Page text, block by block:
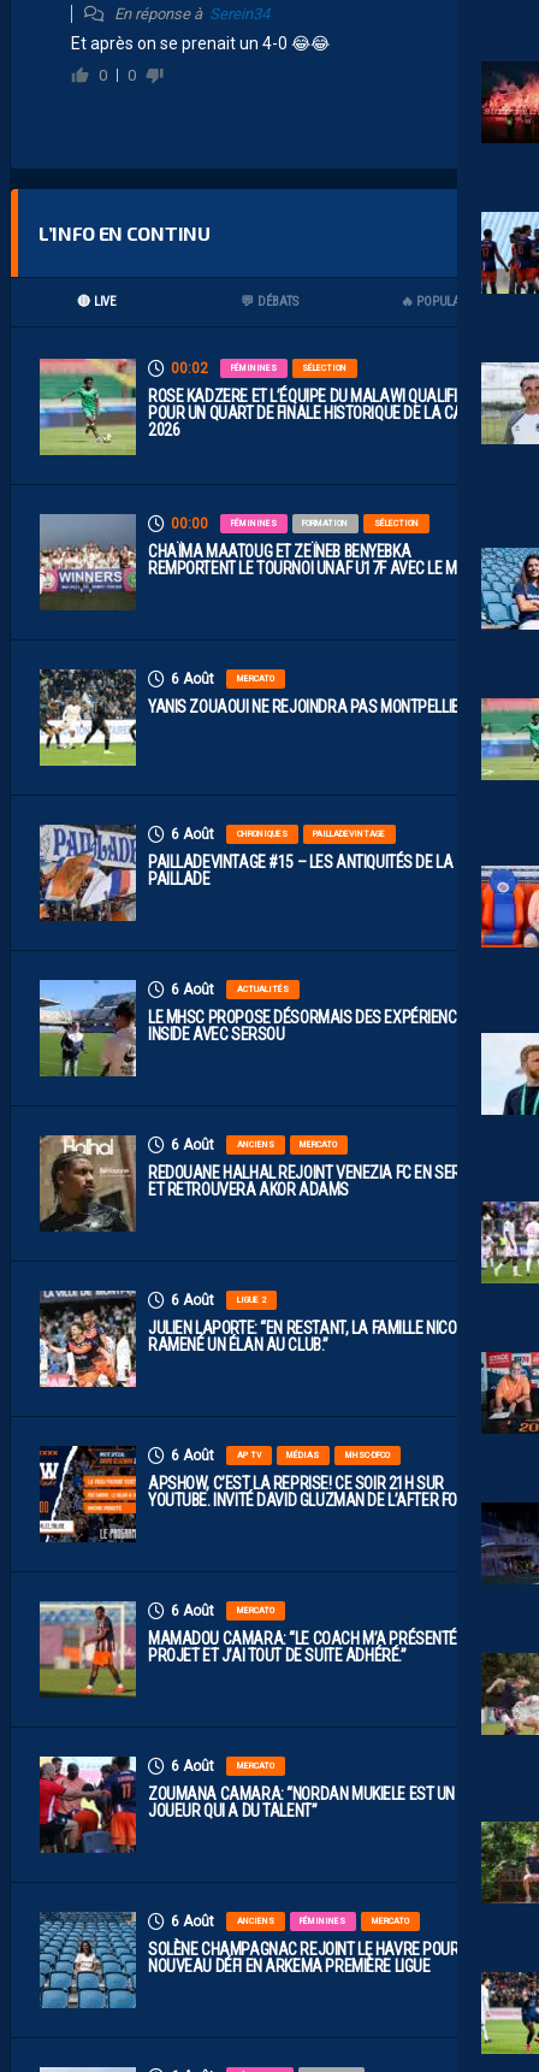
En réponse à Serein34
Et après on se prenait un 4-0 😂😂
0 0
L’INFO EN CONTINU
🔴 LIVE 💬 DÉBATS 🔥 POPULAIRES
00:02 FÉMININES SÉLECTION
ROSE KADZERE ET L’ÉQUIPE DU MALAWI QUALIFIÉES
POUR UN QUART DE FINALE HISTORIQUE DE LA CAN
2026
00:00 FÉMININES FORMATION SÉLECTION
CHAÏMA MAATOUG ET ZEÏNEB BENYEBKA
REMPORTENT LE TOURNOI UNAF U17F AVEC LE MAROC
6 Août MERCATO
YANIS ZOUAOUI NE REJOINDRA PAS MONTPELLIER…
6 Août CHRONIQUES PAILLADEVINTAGE
PAILLADEVINTAGE #15 – LES ANTIQUITÉS DE LA
PAILLADE
6 Août ACTUALITÉS
LE MHSC PROPOSE DÉSORMAIS DES EXPÉRIENCES
INSIDE AVEC SERSOU
6 Août ANCIENS MERCATO
REDOUANE HALHAL REJOINT VENEZIA FC EN SERIE A
ET RETROUVERA AKOR ADAMS
6 Août LIGUE 2
JULIEN LAPORTE: “EN RESTANT, LA FAMILLE NICOLLIN A
RAMENÉ UN ÉLAN AU CLUB.”
6 Août AP TV MÉDIAS MHSC-DFCO
APSHOW, C’EST LA REPRISE! CE SOIR 21H SUR
YOUTUBE. INVITÉ DAVID GLUZMAN DE L’AFTER FOOT.
6 Août MERCATO
MAMADOU CAMARA: “LE COACH M’A PRÉSENTÉ LE
PROJET ET J’AI TOUT DE SUITE ADHÉRÉ.”
6 Août MERCATO
ZOUMANA CAMARA: “NORDAN MUKIELE EST UN
JOUEUR QUI A DU TALENT”
6 Août ANCIENS FÉMININES MERCATO
SOLÈNE CHAMPAGNAC REJOINT LE HAVRE POUR UN
NOUVEAU DÉFI EN ARKEMA PREMIÈRE LIGUE